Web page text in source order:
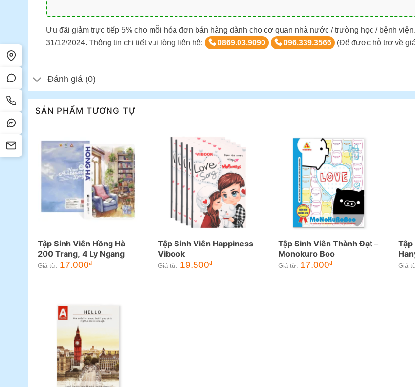
Ưu đãi giảm trực tiếp 5% cho mỗi hóa đơn bán hàng dành cho cơ quan nhà nước / trường học / bệnh
31/12/2024. Thông tin chi tiết vui lòng liên hệ:
0869.03.9090 096.339.3566 (Để được hỗ trợ về
Đánh giá (0)
SẢN PHẨM TƯƠNG TỰ
Tập Sinh Viên Hồng Hà
200 Trang, 4 Ly Ngang
Giá từ: 17.000đ
Tập Sinh Viên Happiness
Vibook
Giá từ: 19.500đ
Tập Sinh Viên Thành Đạt –
Monokuro Boo
Giá từ: 17.000đ
Tập
Giá